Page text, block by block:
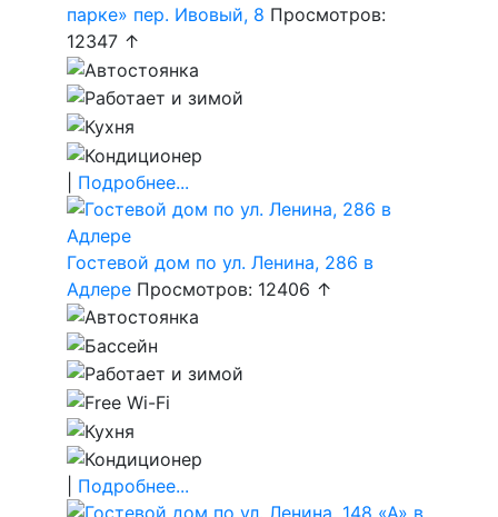
парке» пер. Ивовый, 8 Просмотров:
12347 ↑
Подробнее...
Гостевой дом по ул. Ленина, 286 в
Адлере Просмотров: 12406 ↑
Подробнее...